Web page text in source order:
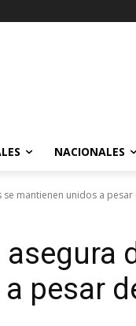
NACIONALES
mantienen unidos a
pesar